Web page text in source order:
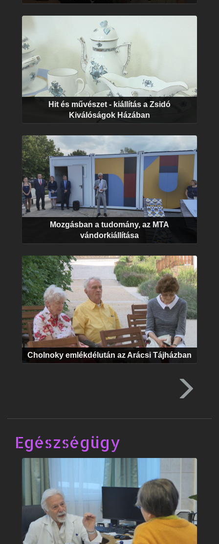
Hit és művészet - kiállítás a Zsidó
Kiválóságok Házában
Mozgásban a tudomány, az MTA
vándorkiállítása
Cholnoky emlékdélután az Arácsi Tájházban
Egészségügy